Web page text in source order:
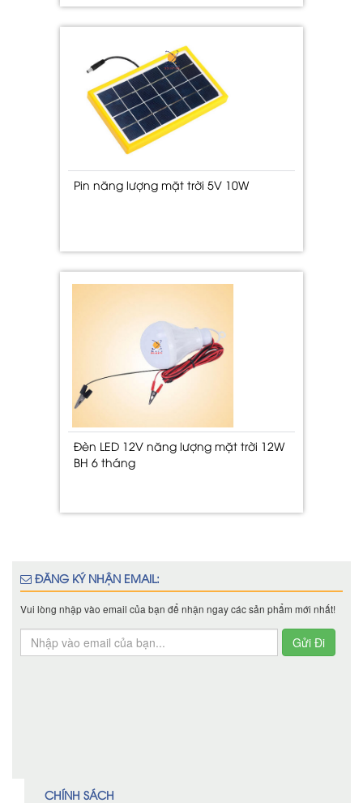
Pin năng lượng mặt trời 5V 10W
Đèn LED 12V năng lượng mặt trời 12W
BH 6 tháng
ĐĂNG KÝ NHẬN EMAIL:
Vui lòng nhập vào email của bạn để nhận ngay các sản phẩm mới nhất!
CHÍNH SÁCH